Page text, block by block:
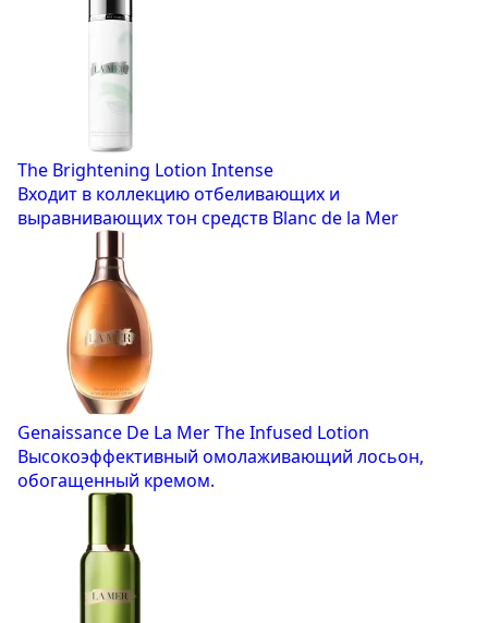
The Brightening Lotion Intense
Входит в коллекцию отбеливающих и
выравнивающих тон средств Blanc de la Mer
Genaissance De La Mer The Infused Lotion
Высокоэффективный омолаживающий лосьон,
обогащенный кремом.